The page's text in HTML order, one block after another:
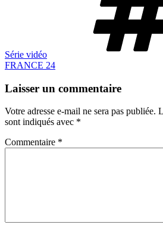
Série vidéo
FRANCE 24
Laisser un commentaire
Votre adresse e-mail ne sera pas publiée.
sont indiqués avec *
Commentaire *